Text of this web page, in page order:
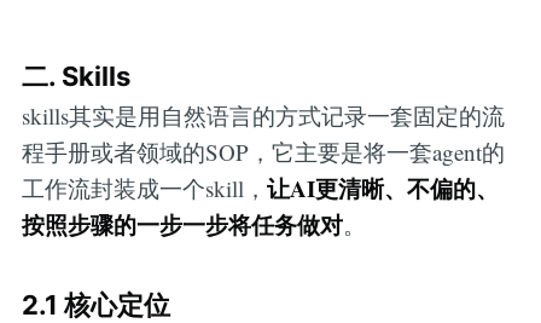
二. Skills
skills其实是用自然语言的方式记录一套固定的流
程手册或者领域的SOP，它主要是将一套agent的
工作流封装成一个skill， 让AI更清晰、不偏的、
按照步骤的一步一步将任务做对。
2.1 核心定位